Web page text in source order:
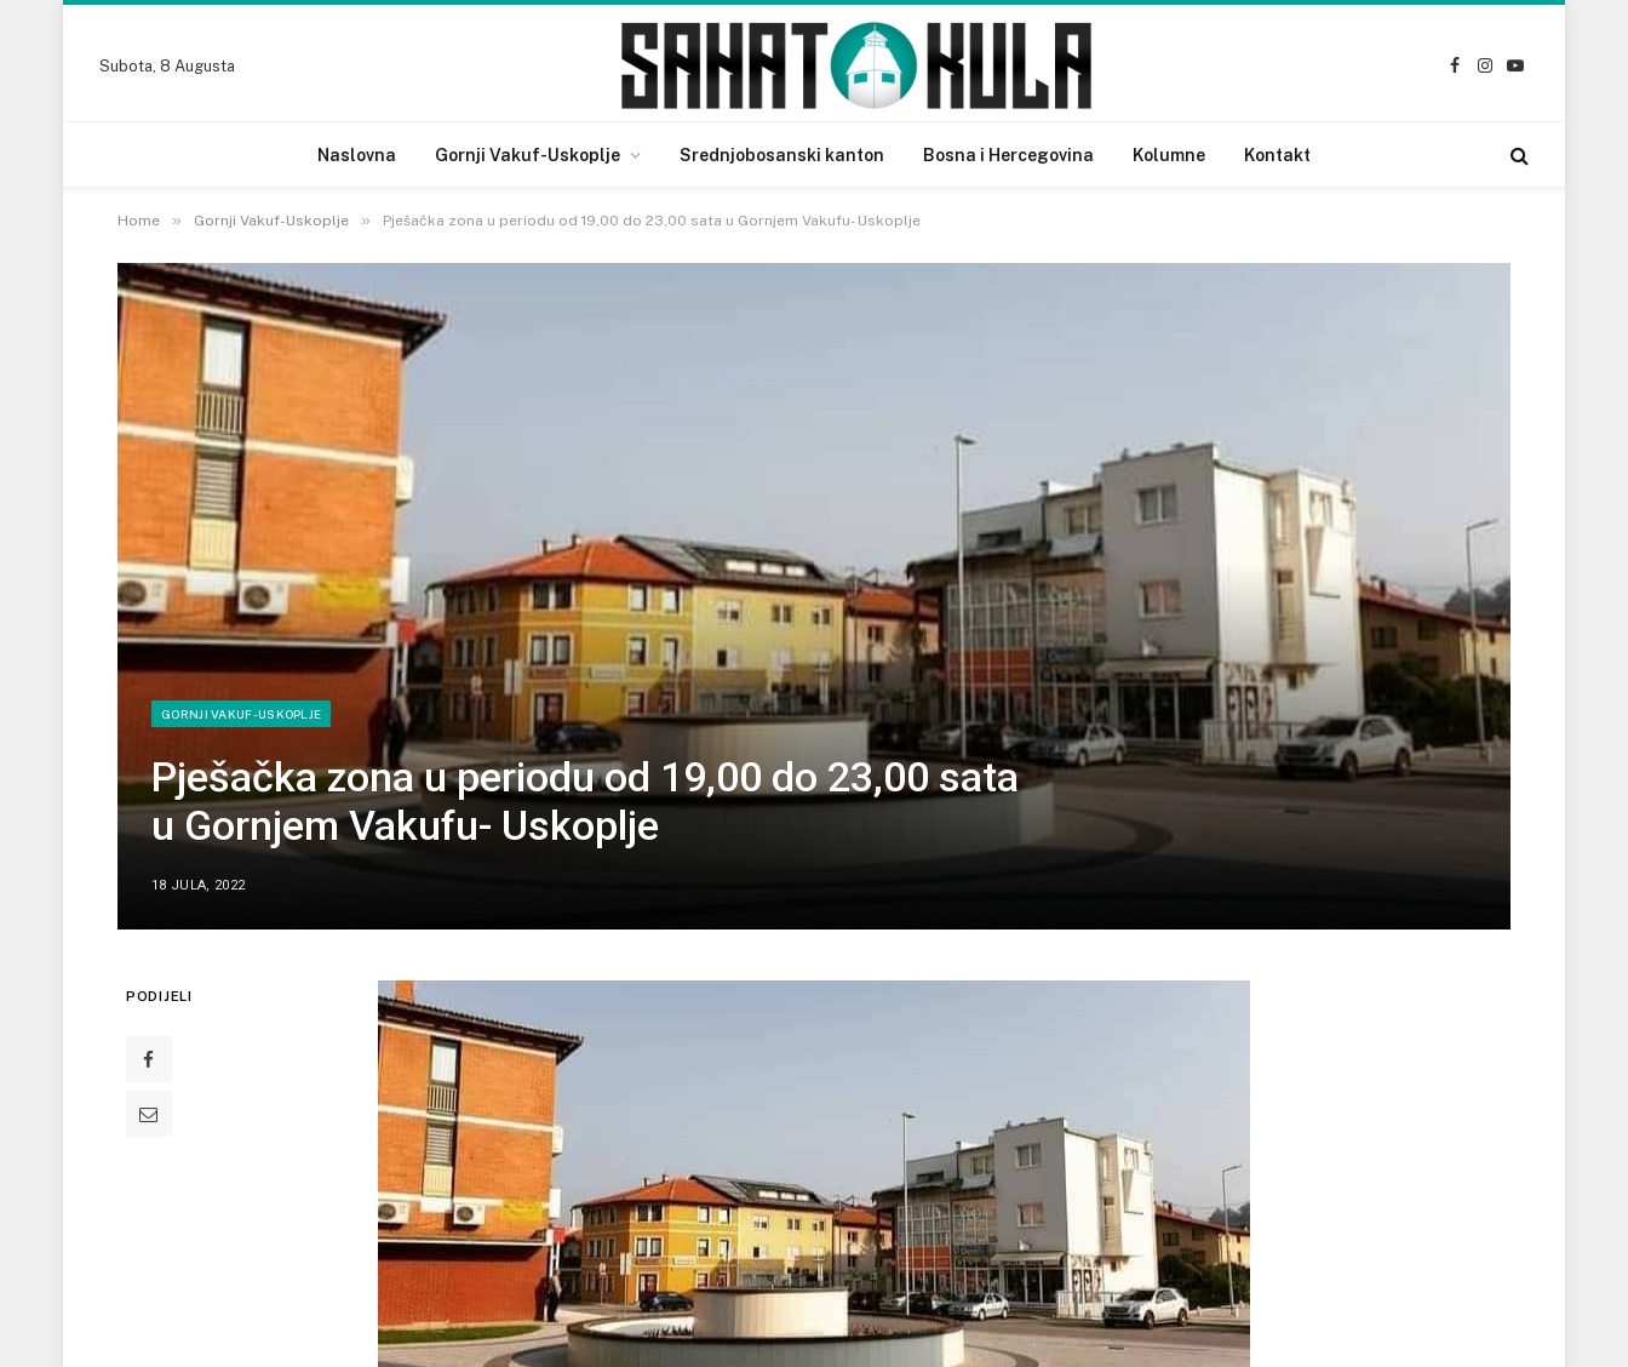
Subota, 8 Augusta
Facebook
Instagram
YouTube
Naslovna Gornji Vakuf-Uskoplje Srednjobosanski kanton Bosna i Hercegovina Kolumne Kontakt
Home » Gornji Vakuf-Uskoplje » Pješačka zona u periodu od 19,00 do 23,00 sata u Gornjem Vakufu- Uskoplje
GORNJI VAKUF-USKOPLJE
Pješačka zona u periodu od 19,00 do 23,00 sata
u Gornjem Vakufu- Uskoplje
18 JULA, 2022
PODIJELI